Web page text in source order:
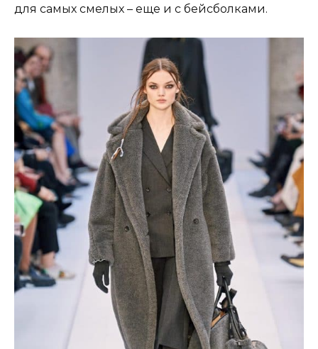
для самых смелых – еще и с бейсболками.